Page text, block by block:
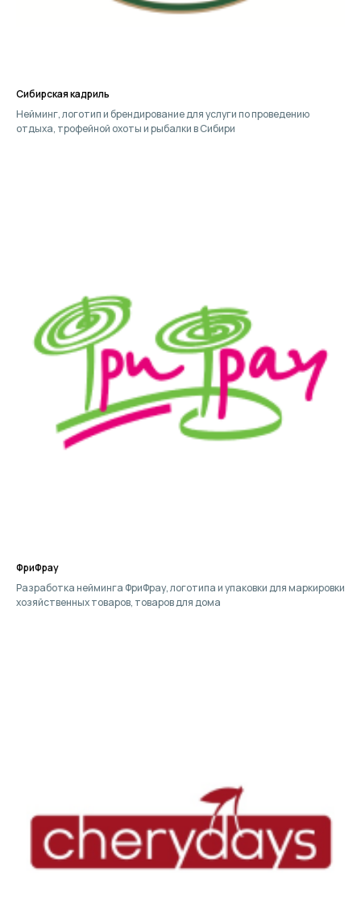
Сибирская кадриль
Нейминг, логотип и брендирование для услуги по проведению
отдыха, трофейной охоты и рыбалки в Сибири
ФриФрау
Разработка нейминга ФриФрау, логотипа и упаковки для маркировки
хозяйственных товаров, товаров для дома